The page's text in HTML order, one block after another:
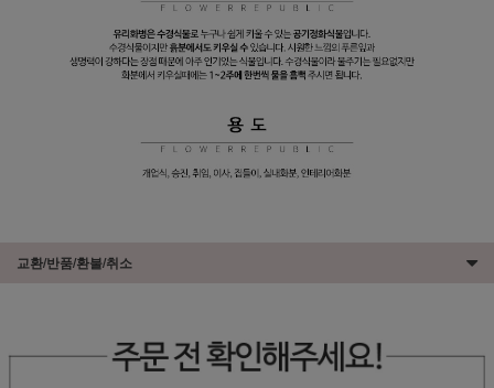
교환/반품/환불/취소